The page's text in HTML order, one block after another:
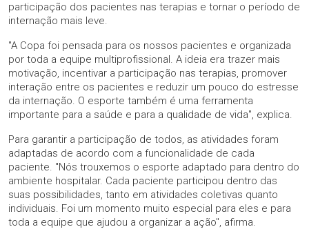
participação dos pacientes nas terapias e tornar o período de
internação mais leve.
"A Copa foi pensada para os nossos pacientes e organizada
por toda a equipe multiprofissional. A ideia era trazer mais
motivação, incentivar a participação nas terapias, promover
interação entre os pacientes e reduzir um pouco do estresse
da internação. O esporte também é uma ferramenta
importante para a saúde e para a qualidade de vida", explica.
Para garantir a participação de todos, as atividades foram
adaptadas de acordo com a funcionalidade de cada
paciente. "Nós trouxemos o esporte adaptado para dentro do
ambiente hospitalar. Cada paciente participou dentro das
suas possibilidades, tanto em atividades coletivas quanto
individuais. Foi um momento muito especial para eles e para
toda a equipe que ajudou a organizar a ação", afirma.